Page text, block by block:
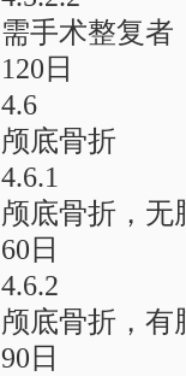
需手术整复者
120日
4.6
颅底骨折
4.6.1
颅底骨折，无
60日
4.6.2
颅底骨折，有
90日